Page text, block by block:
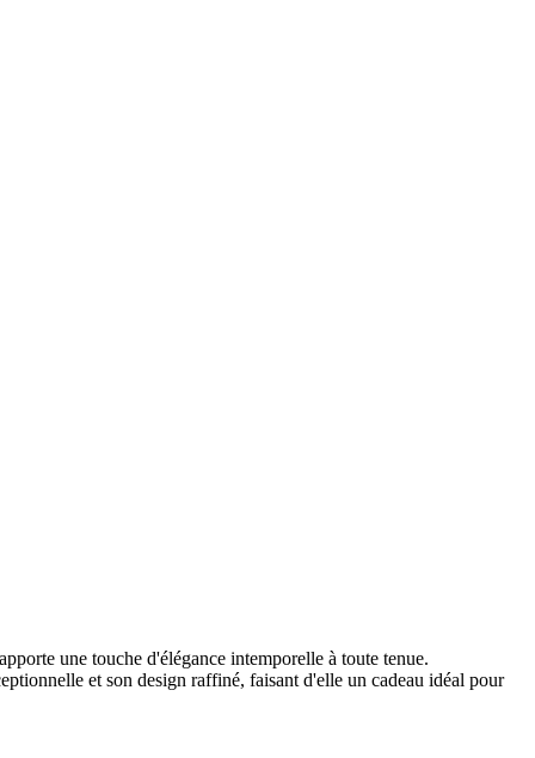
une touche d'élégance intemporelle à toute tenue.
et son design raffiné, faisant d'elle un cadeau idéal pour